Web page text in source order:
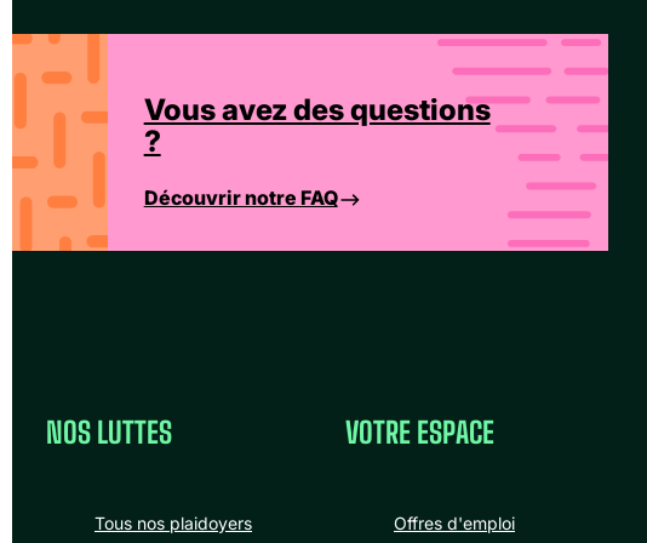
Vous avez des questions
?
Découvrir notre FAQ
NOS LUTTES
Tous nos plaidoyers
VOTRE ESPACE
Offres d'emploi